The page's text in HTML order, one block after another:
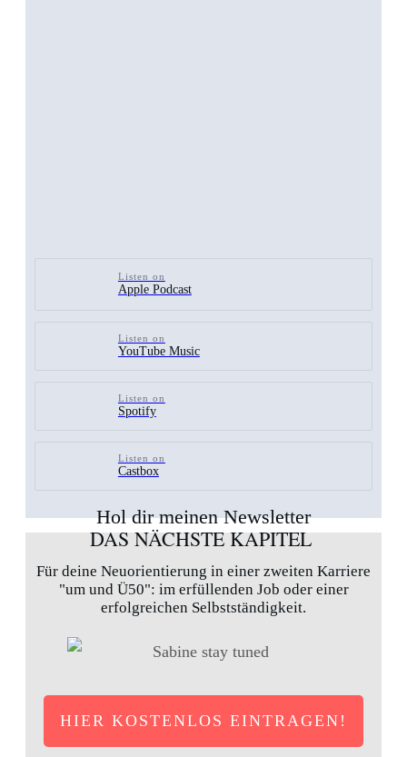
Listen on
Apple Podcast
Listen on
YouTube Music
Listen on
Spotify
Listen on
Castbox
Hol dir meinen Newsletter
DAS NÄCHSTE KAPITEL
Für deine Neuorientierung in einer zweiten Karriere
"um und Ü50": im erfüllenden Job oder einer
erfolgreichen Selbstständigkeit.
HIER KOSTENLOS EINTRAGEN!